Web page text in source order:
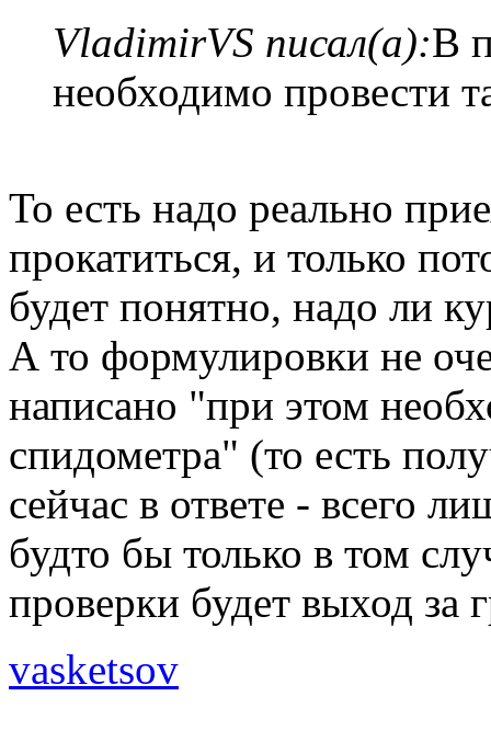
VladimirVS писал(а):В
необходимо провести
То есть надо реально
прокатиться, и только
будет понятно, надо ли
А то формулировки не
написано "при этом
спидометра" (то есть
сейчас в ответе - всего
будто бы только в том
проверки будет выход за
vasketsov